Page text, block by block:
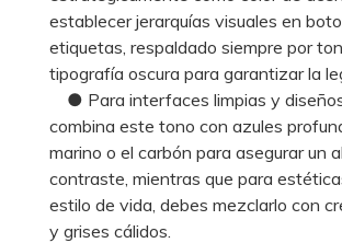
establecer jerarquías visuales en
etiquetas, respaldado siempre por
tipografía oscura para garantizar la
● Para interfaces limpias y
combina este tono con azules
marino o el carbón para asegurar un
contraste, mientras que para
estilo de vida, debes mezclarlo con
y grises cálidos.